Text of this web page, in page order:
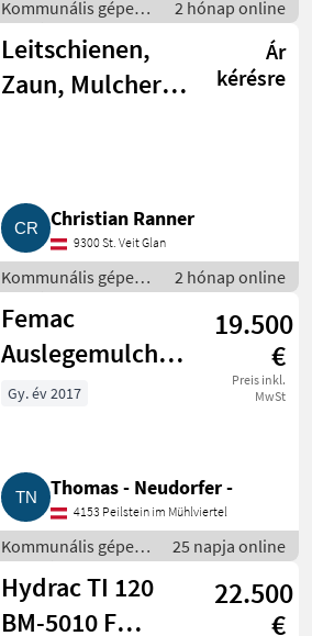
Kommunális gépek /
Rézsűkasza
2 hónap online
Leitschienen,
Zaun, Mulcher,
Ár
kérésre
Christian Ranner
9300 St. Veit Glan
Kommunális gépek /
Rézsűkasza
2 hónap online
Femac
Auslegemulcher
VFR 8T
19.500
€
Preis inkl.
MwSt
Gy. év 2017
Thomas - Neudorfer -
4153 Peilstein im Mühlviertel
Kommunális gépek
/ Rézsűkasza
25 napja online
Hydrac TI 120
BM-5010 F
22.500
€